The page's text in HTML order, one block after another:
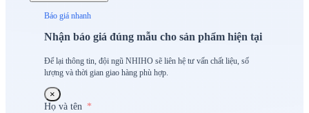
Báo giá nhanh
Nhận báo giá đúng mẫu cho sản phẩm hiện tại
Để lại thông tin, đội ngũ NHIHO sẽ liên hệ tư vấn chất liệu, số
lượng và thời gian giao hàng phù hợp.
×
Họ và tên